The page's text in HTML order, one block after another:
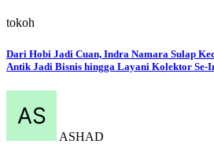
tokoh
Dari Hobi Jadi Cuan, Indra Namara Sulap
Antik Jadi Bisnis hingga Layani Kolektor Se-
ASHAD